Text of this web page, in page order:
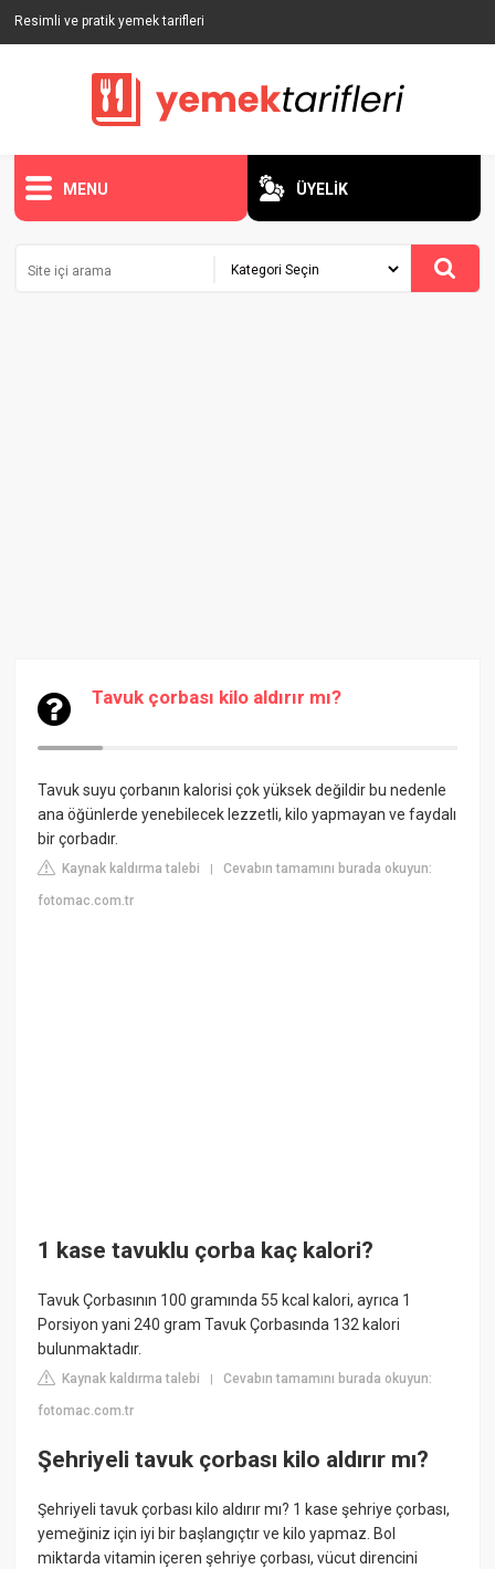
Resimli ve pratik yemek tarifleri
MENU ÜYELİK
Tavuk çorbası kilo aldırır mı?
Tavuk suyu çorbanın kalorisi çok yüksek değildir bu nedenle
ana öğünlerde yenebilecek lezzetli, kilo yapmayan ve faydalı
bir çorbadır.
Kaynak kaldırma talebi |Cevabın tamamını burada okuyun:
fotomac.com.tr
1 kase tavuklu çorba kaç kalori?
Tavuk Çorbasının 100 gramında 55 kcal kalori, ayrıca 1
Porsiyon yani 240 gram Tavuk Çorbasında 132 kalori
bulunmaktadır.
Kaynak kaldırma talebi |Cevabın tamamını burada okuyun:
fotomac.com.tr
Şehriyeli tavuk çorbası kilo aldırır mı?
Şehriyeli tavuk çorbası kilo aldırır mı? 1 kase şehriye çorbası,
yemeğiniz için iyi bir başlangıçtır ve kilo yapmaz. Bol
miktarda vitamin içeren şehriye çorbası, vücut direncini